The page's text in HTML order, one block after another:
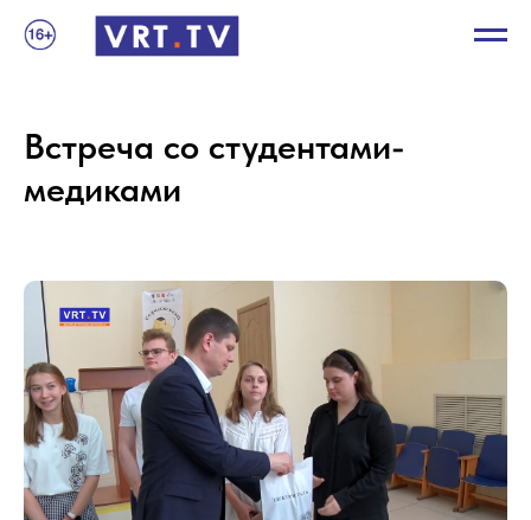
Встреча со студентами-
медиками